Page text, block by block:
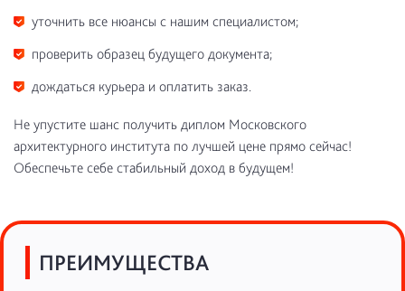
уточнить все нюансы с нашим специалистом;
проверить образец будущего документа;
дождаться курьера и оплатить заказ.
Не упустите шанс получить диплом Московского
архитектурного института по лучшей цене прямо сейчас!
Обеспечьте себе стабильный доход в будущем!
ПРЕИМУЩЕСТВА